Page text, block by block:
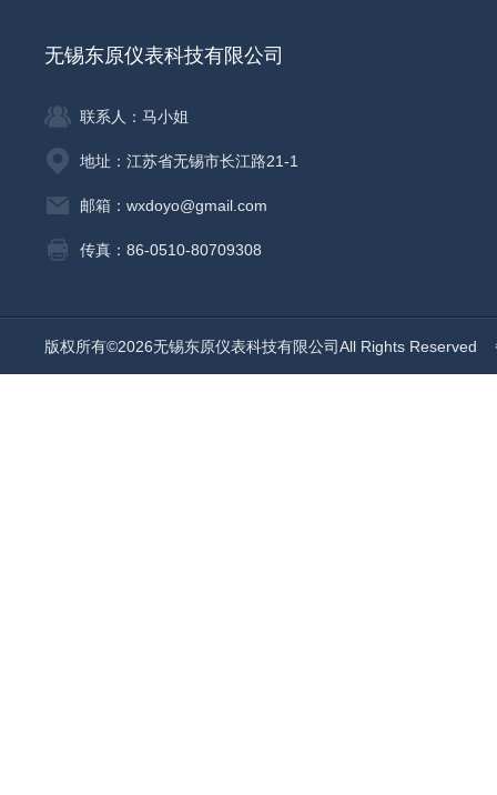
无锡东原仪表科技有限公司
联系人：马小姐
地址：江苏省无锡市长江路21-1
邮箱：wxdoyo@gmail.com
传真：86-0510-80709308
版权所有©2026无锡东原仪表科技有限公司All Rights Reserved